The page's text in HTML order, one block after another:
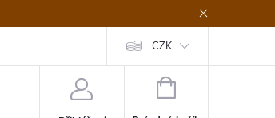
Vrácení, výměna nebo
CZK
NÁKUPNÍ